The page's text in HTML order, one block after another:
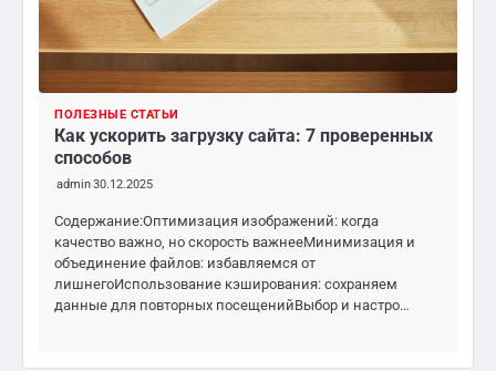
ПОЛЕЗНЫЕ СТАТЬИ
Как ускорить загрузку сайта: 7 проверенных
способов
admin30.12.2025
Содержание:Оптимизация изображений: когда
качество важно, но скорость важнееМинимизация и
объединение файлов: избавляемся от
лишнегоИспользование кэширования: сохраняем
данные для повторных посещенийВыбор и настро…